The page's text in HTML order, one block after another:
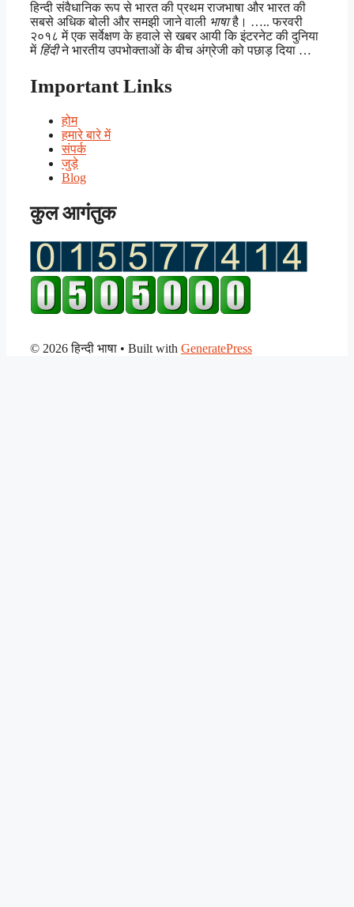
हिन्दी संवैधानिक रूप से भारत की प्रथम राजभाषा और भारत की
सबसे अधिक बोली और समझी जाने वाली भाषाहै। ….. फरवरी
२०१८ में एक सर्वेक्षण के हवाले से खबर आयी कि इंटरनेट की दुनिया
में हिंदीने भारतीय उपभोक्ताओं के बीच अंग्रेजी को पछाड़ दिया …
Important Links
होम
हमारे बारे में
संपर्क
जुड़े
Blog
कुल आगंतुक
© 2026 हिन्दी भाषा • Built with GeneratePress